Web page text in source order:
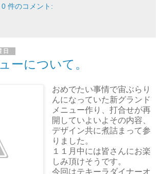
0 件のコメント:
ーについて。
おめでたい事情で宙ぶらり
んになっていた新グランド
メニュー作り、打合せが再
開していよいよその内容、
デザイン共に煮詰まって参
りました。
１１月中には皆さんにお楽
しみ頂けそうです。
今回はテキーラダイナーオ